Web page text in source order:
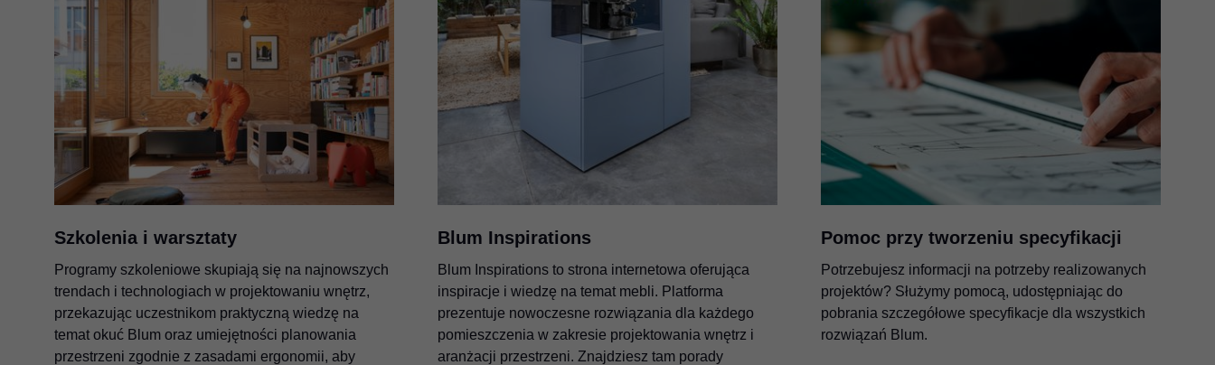
Szkolenia i warsztaty
Programy szkoleniowe skupiają się na najnowszych
trendach i technologiach w projektowaniu wnętrz,
przekazując uczestnikom praktyczną wiedzę na
temat okuć Blum oraz umiejętności planowania
przestrzeni zgodnie z zasadami ergonomii, aby
Blum Inspirations
Blum Inspirations to strona internetowa oferująca
inspiracje i wiedzę na temat mebli. Platforma
prezentuje nowoczesne rozwiązania dla każdego
pomieszczenia w zakresie projektowania wnętrz i
aranżacji przestrzeni. Znajdziesz tam porady
Pomoc przy tworzeniu specyfikacji
Potrzebujesz informacji na potrzeby realizowanych
projektów? Służymy pomocą, udostępniając do
pobrania szczegółowe specyfikacje dla wszystkich
rozwiązań Blum.